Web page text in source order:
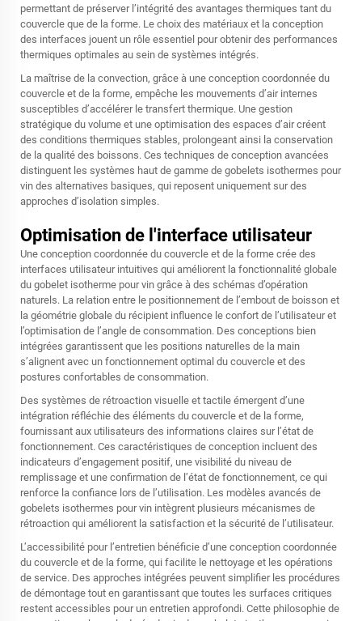
permettant de préserver l’intégrité des avantages thermiques tant du
couvercle que de la forme. Le choix des matériaux et la conception
des interfaces jouent un rôle essentiel pour obtenir des performances
thermiques optimales au sein de systèmes intégrés.
La maîtrise de la convection, grâce à une conception coordonnée du
couvercle et de la forme, empêche les mouvements d’air internes
susceptibles d’accélérer le transfert thermique. Une gestion
stratégique du volume et une optimisation des espaces d’air créent
des conditions thermiques stables, prolongeant ainsi la conservation
de la qualité des boissons. Ces techniques de conception avancées
distinguent les systèmes haut de gamme de gobelets isothermes pour
vin des alternatives basiques, qui reposent uniquement sur des
approches d’isolation simples.
Optimisation de l'interface utilisateur
Une conception coordonnée du couvercle et de la forme crée des
interfaces utilisateur intuitives qui améliorent la fonctionnalité globale
du gobelet isotherme pour vin grâce à des schémas d’opération
naturels. La relation entre le positionnement de l’embout de boisson et
la géométrie globale du récipient influence le confort de l’utilisateur et
l’optimisation de l’angle de consommation. Des conceptions bien
intégrées garantissent que les positions naturelles de la main
s’alignent avec un fonctionnement optimal du couvercle et des
postures confortables de consommation.
Des systèmes de rétroaction visuelle et tactile émergent d’une
intégration réfléchie des éléments du couvercle et de la forme,
fournissant aux utilisateurs des informations claires sur l’état de
fonctionnement. Ces caractéristiques de conception incluent des
indicateurs d’engagement positif, une visibilité du niveau de
remplissage et une confirmation de l’état de fonctionnement, ce qui
renforce la confiance lors de l’utilisation. Les modèles avancés de
gobelets isothermes pour vin intègrent plusieurs mécanismes de
rétroaction qui améliorent la satisfaction et la sécurité de l’utilisateur.
L’accessibilité pour l’entretien bénéficie d’une conception coordonnée
du couvercle et de la forme, qui facilite le nettoyage et les opérations
de service. Des approches intégrées peuvent simplifier les procédures
de démontage tout en garantissant que toutes les surfaces critiques
restent accessibles pour un entretien approfondi. Cette philosophie de